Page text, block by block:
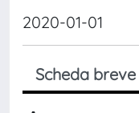
2020-01-01
Scheda breve